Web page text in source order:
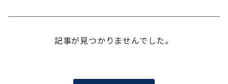
記事が見つかりませんでした。